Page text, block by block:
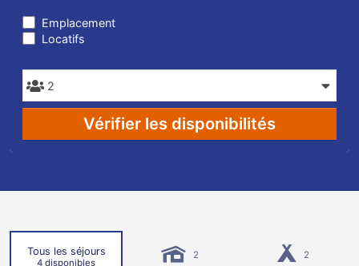
Emplacement
Locatifs
Vérifier les disponibilités
Tous les séjours
4 disponibles
2 2